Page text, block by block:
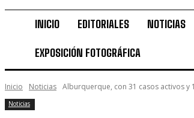
INICIO EDITORIALES NOTICIAS
EXPOSICIÓN FOTOGRÁFICA
Inicio Noticias Alburquerque, con 31 casos activos y
Noticias